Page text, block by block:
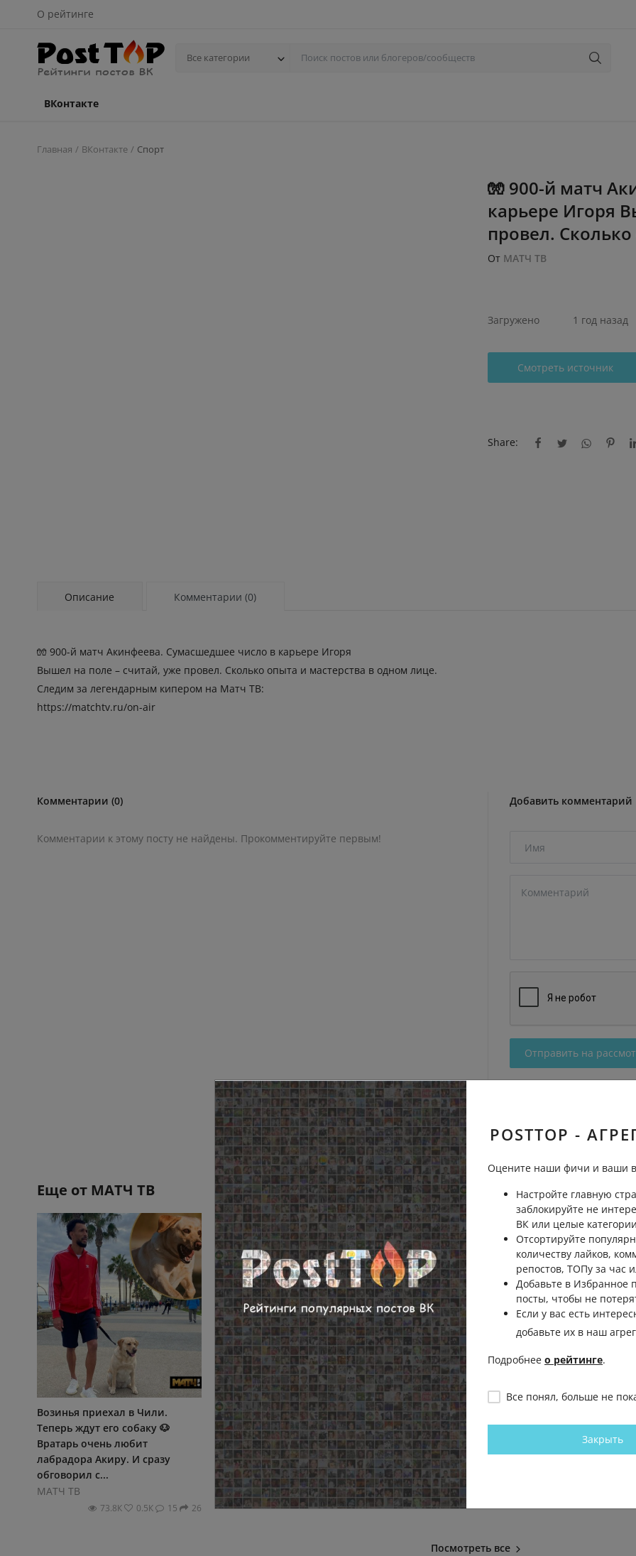
О рейтинге
Все категории
ВКонтакте
Главная ВКонтакте Спорт
🧤 900-й матч
карьере Игоря
провел.
От МАТЧ ТВ
Загружено 1 год назад
Смотреть источник
Share:
Описание Комментарии (0)
🧤 900-й матч Акинфеева. Сумасшедшее число в карьере Игоря
Вышел на поле – считай, уже провел. Сколько опыта и мастерства в одном лице.
Следим за легендарным кипером на Матч ТВ:
https://matchtv.ru/on-air
Комментарии (0)
Комментарии к этому посту не найдены. Прокомментируйте первым!
Добавить комментарий
Отправить на
Еще от МАТЧ ТВ
Возинья приехал в Чили.
Теперь ждут его собаку 🐶
Вратарь очень любит
лабрадора Акиру. И сразу
обговорил с...
МАТЧ ТВ
73.8К 0.5К 15 26
Уровень РПЛки падает на
глазах... - Андрей
Преображенский
МАТЧ ТВ
36.6К 0.2К 108 36
Теперь все понимают как
Месси играл на ЧМ! Не все
смогут, даже дойти до финала.
- Евгений Романович
МАТЧ ТВ
96.8К
играет в
только все
Посмотреть все
POSTTOP -
Оцените наши фичи и ваши
Настройте главную
заблокируйте не
ВК или целые
Отсортируйте
количеству лайков,
репостов, ТОПу за час
Добавьте в Избранное
посты, чтобы не
Если у вас есть
добавьте их в наш
Подробнее о рейтинге.
Все понял, больше не
Закрыть